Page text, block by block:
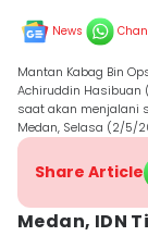
News
Mantan Kabag Bin
Achiruddin Hasibuan
saat akan menjalani
Medan, Selasa (2/5/
Share Article
Medan, IDN